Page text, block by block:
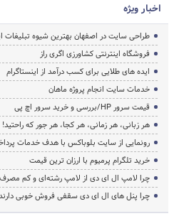
اخبار ویژه
طراحی سایت در اصفهان بهترین شیوه تبلیغات
فروشگاه اینترنتی کشاورزی اگری راز
ایده های طلایی برای کسب درآمد از اینستاگرام
خدمات سایت انجام پروژه ماهان
قیمت سرور HP/بررسی و خرید سرور اچ پی
هر زبانی، هر زمانی، هر کجا، هر جور که راحتید!
رونمایی از سایت بلوباکس با هدف خدمات
خرید تلگرام پرمیوم با ارزان ترین قیمت
چرا لامپ ال ای دی از لامپ رشته‌ای و کم
چرا پنل های ال ای دی سقفی فروش خوبی